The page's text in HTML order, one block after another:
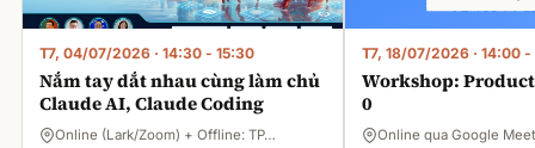
T7, 04/07/2026 · 14:30 - 15:30
Nắm tay dắt nhau cùng làm chủ
Claude AI, Claude Coding
Online (Lark/Zoom) + Offline: TP…
T7, 18/07/2026 · 14:00 -
Workshop:
0
Online qua Google Meet